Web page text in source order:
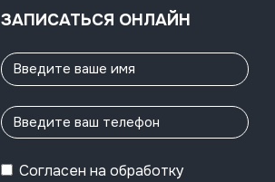
ЗАПИСАТЬСЯ ОНЛАЙН
Согласен на обработку